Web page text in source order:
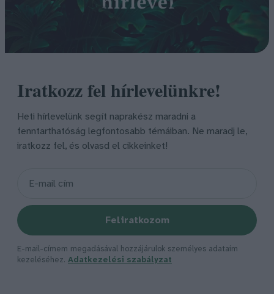
Iratkozz fel hírlevelünkre!
Heti hírlevelünk segít naprakész maradni a
fenntarthatóság legfontosabb témáiban. Ne maradj le,
iratkozz fel, és olvasd el cikkeinket!
Feliratkozom
E-mail-címem megadásával hozzájárulok személyes adataim
kezeléséhez. Adatkezelési szabályzat